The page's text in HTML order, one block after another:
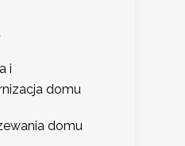
i
domu
domu